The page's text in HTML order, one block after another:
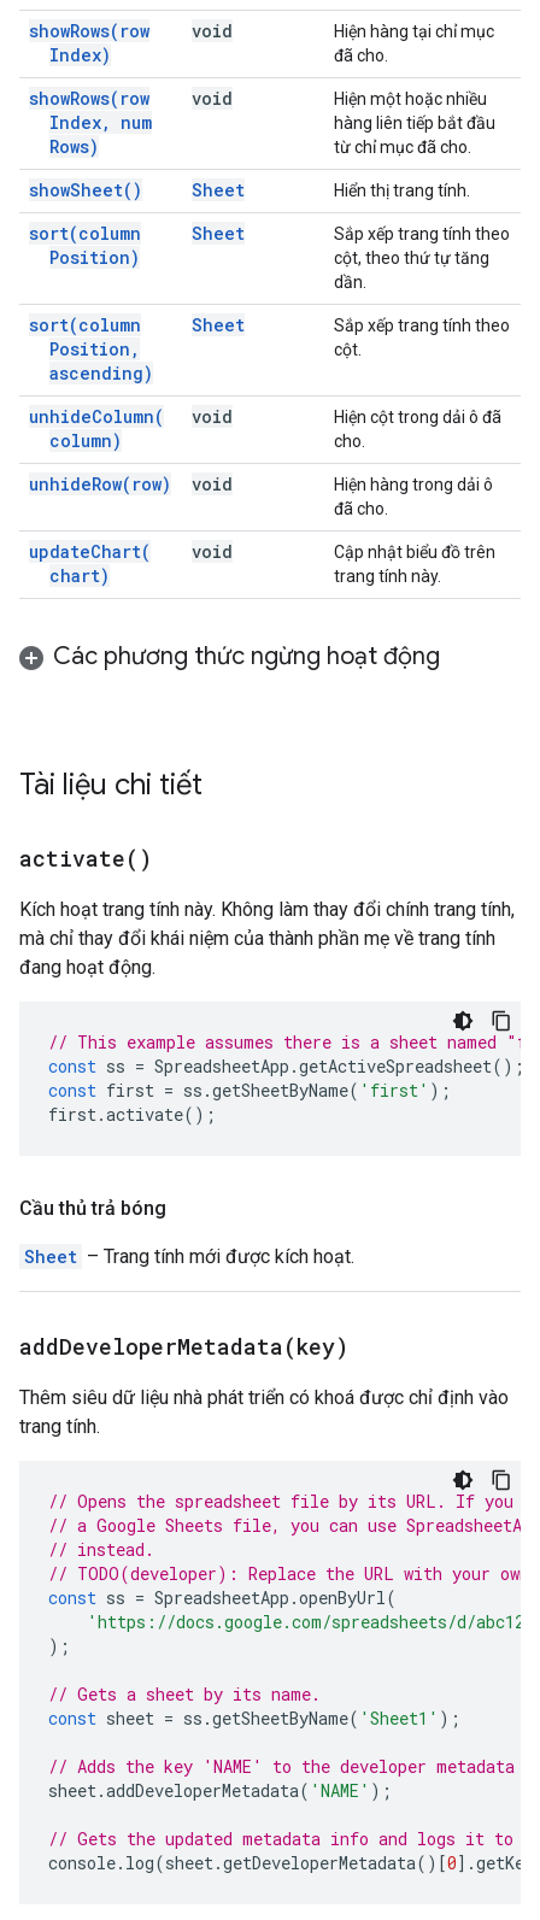
showRows( row
Index)
void
Hiện hàng tại chỉ mục
đã cho.
showRows( row
Index,
num
Rows)
void
Hiện một hoặc nhiều
hàng liên tiếp bắt đầu
từ chỉ mục đã cho.
showSheet( ) Sheet Hiển thị trang tính.
sort(column
Position)
Sheet
Sắp xếp trang tính theo
cột, theo thứ tự tăng
dần.
sort(column
Position ,
ascending)
Sheet
Sắp xếp trang tính theo
cột.
unhideColumn(
column)
void
Hiện cột trong dải ô đã
cho.
unhideRow( row) void
Hiện hàng trong dải ô
đã cho.
updateChart(
chart)
void
Cập nhật biểu đồ trên
trang tính này.
Các phương thức ngừng hoạt động
Tài liệu chi tiết
activate( )
Kích hoạt trang tính này. Không làm thay đổi chính trang tính,
mà chỉ thay đổi khái niệm của thành phần mẹ về trang tính
đang hoạt động.
// This example assumes there is a sheet named
const ss = SpreadsheetApp .getActiveSpreadsheet();
const first = ss .getSheetByName( 'first' );
first.activate();
Cầu thủ trả bóng
Sheet – Trang tính mới được kích hoạt.
addDeveloperMetadata(key)
Thêm siêu dữ liệu nhà phát triển có khoá được chỉ định vào
trang tính.
// Opens the spreadsheet file by its URL. If you
// a Google Sheets file, you can use
// instead.
// TODO(developer): Replace the URL with your own.
const ss = SpreadsheetApp .openByUrl(
'https://docs.google.com/spreadsheets/d/
);
// Gets a sheet by its name.
const sheet = ss .getSheetByName( 'Sheet1' );
// Adds the key 'NAME' to the developer metadata
sheet.addDeveloperMetadata( 'NAME' );
// Gets the updated metadata info and logs it to
console. log(sheet.getDeveloperMetadata()[0].getKey